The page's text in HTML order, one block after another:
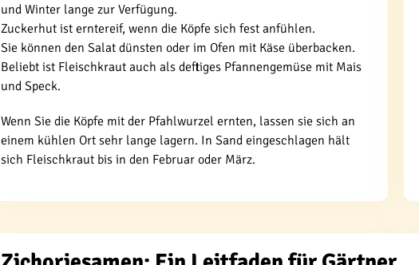
und Winter lange zur Verfügung.
Zuckerhut ist erntereif, wenn die Köpfe sich fest anfühlen.
Sie können den Salat dünsten oder im Ofen mit Käse überbacken.
Beliebt ist Fleischkraut auch als deftiges Pfannengemüse mit Mais
und Speck.
Wenn Sie die Köpfe mit der Pfahlwurzel ernten, lassen sie sich an
einem kühlen Ort sehr lange lagern. In Sand eingeschlagen hält
sich Fleischkraut bis in den Februar oder März.